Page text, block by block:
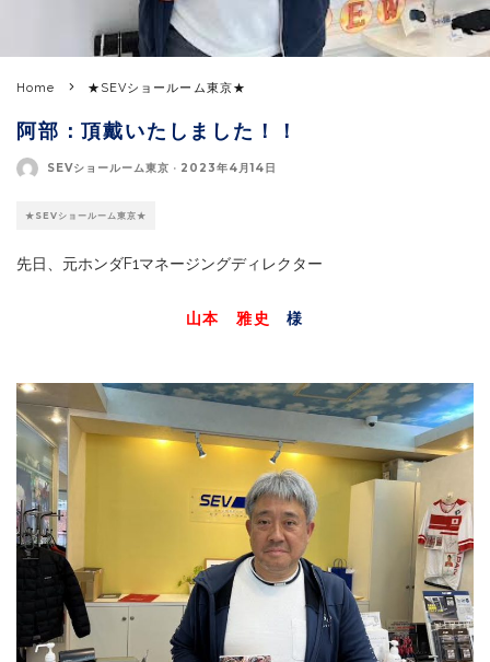
Home ★SEVショールーム東京★
阿部：頂戴いたしました！！
SEVショールーム東京 · 2023年4月14日
★SEVショールーム東京★
先日、元ホンダF1マネージングディレクター
山本 雅史 様